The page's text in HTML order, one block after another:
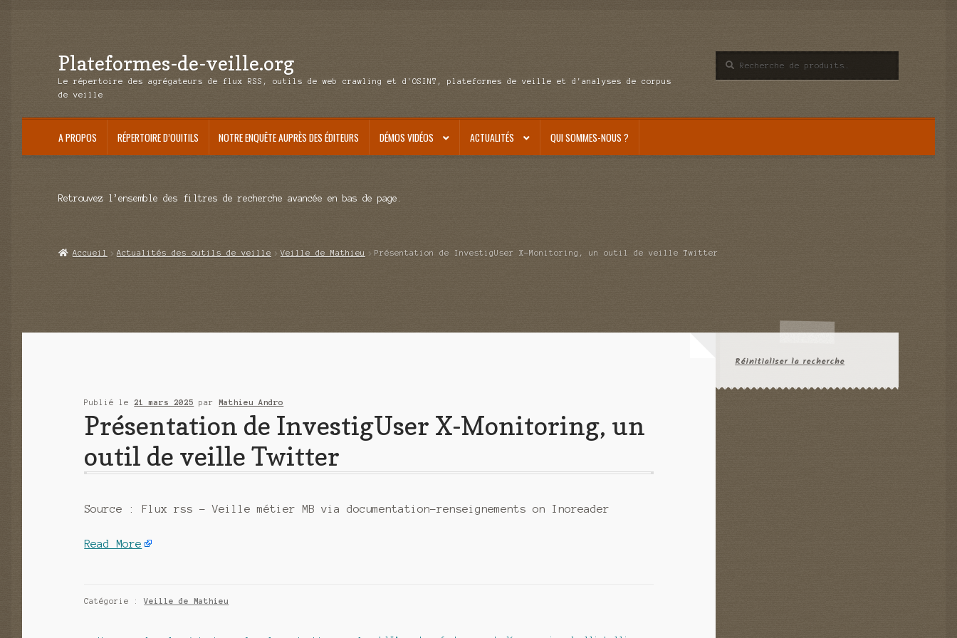
Aller
à
Aller
au
Plateformes-de-veille.org
Le répertoire des agrégateurs de flux RSS, outils de web crawling et d'OSINT, plateformes de veille et d'analyses de corpus
de veille
pour :
A PROPOS RÉPERTOIRE D’OUITILS NOTRE ENQUÊTE AUPRÈS DES ÉDITEURS DÉMOS VIDÉOS ACTUALITÉS QUI SOMMES-NOUS ?
Retrouvez l’ensemble des filtres de recherche avancée en bas de page.
Accueil Actualités des outils de veille Veille de Mathieu Présentation de InvestigUser X-Monitoring, un outil de veille Twitter
Publié le 21 mars 2025 parMathieu Andro
Présentation de InvestigUser X-Monitoring, un
outil de veille Twitter
Source : Flux rss – Veille métier MB via documentation-renseignements on Inoreader
Read More
Catégorie :Veille de Mathieu
Réinitialiser la recherche